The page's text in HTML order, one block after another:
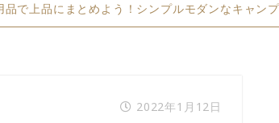
で上品にまとめよう！シンプルモダンなキャン
2022年1月12日